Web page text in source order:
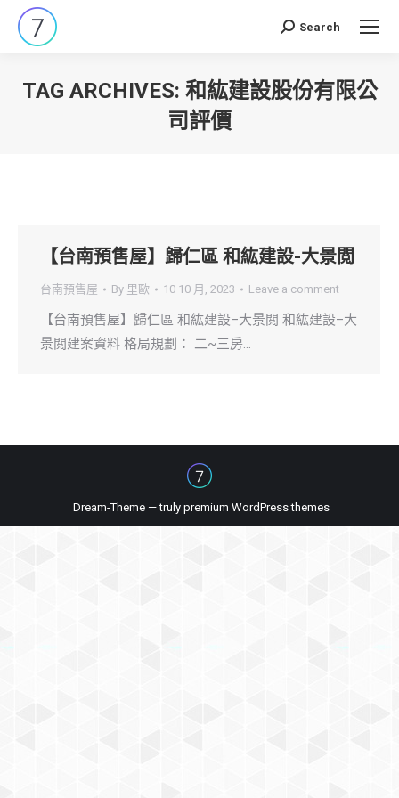
Search:
Search
TAG ARCHIVES: 和紘建設股份有限公
司評價
【台南預售屋】歸仁區 和紘建設-大景閲
台南預售屋 By 里歐 10 10 月, 2023 Leave a comment
【台南預售屋】歸仁區 和紘建設–大景閲 和紘建設–大
景閲建案資料 格局規劃： 二~三房…
Dream-Theme — truly premium WordPress themes